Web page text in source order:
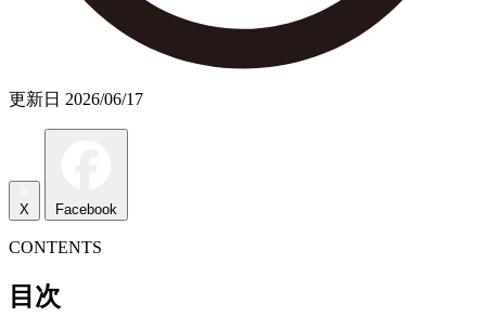
更新日 2026/06/17
X Facebook
CONTENTS
目次